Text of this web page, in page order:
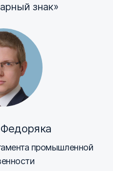
знак»
промышленной